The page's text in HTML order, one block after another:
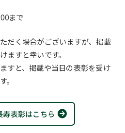
まで
だく場合がございますが、掲載
ますと幸いです。
すと、掲載や当日の表彰を受け
。
寿表彰はこちら